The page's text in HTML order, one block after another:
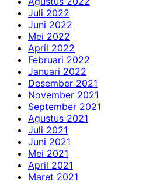
Juli 2022
Juni 2022
Mei 2022
April 2022
Februari 2022
Januari 2022
Desember 2021
November 2021
September 2021
Agustus 2021
Juli 2021
Juni 2021
Mei 2021
April 2021
Maret 2021